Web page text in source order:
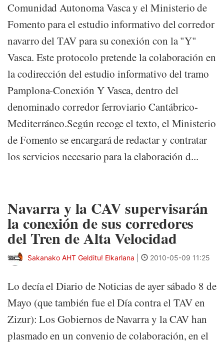
Comunidad Autonoma Vasca y el Ministerio de
Fomento para el estudio informativo del corredor
navarro del TAV para su conexión con la "Y"
Vasca. Este protocolo pretende la colaboración en
la codirección del estudio informativo del tramo
Pamplona-Conexión Y Vasca, dentro del
denominado corredor ferroviario Cantábrico-
Mediterráneo.Según recoge el texto, el Ministerio
de Fomento se encargará de redactar y contratar
los servicios necesario para la elaboración d...
Navarra y la CAV supervisarán
la conexión de sus corredores
del Tren de Alta Velocidad
Sakanako AHT Gelditu! Elkarlana 2010-05-09 11:25
Lo decía el Diario de Noticias de ayer sábado 8 de
Mayo (que también fue el Día contra el TAV en
Zizur): Los Gobiernos de Navarra y la CAV han
plasmado en un convenio de colaboración, en el